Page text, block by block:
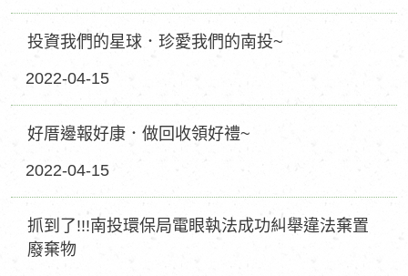
投資我們的星球．珍愛我們的南投~
2022-04-15
好厝邊報好康．做回收領好禮~
2022-04-15
抓到了!!!南投環保局電眼執法成功糾舉違法棄置
廢棄物